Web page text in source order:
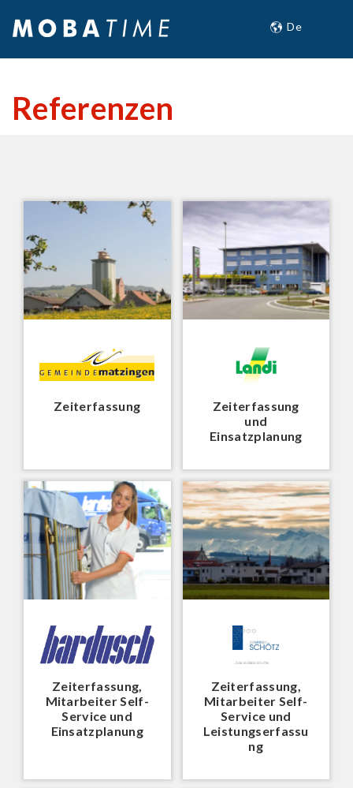
Referenzen
Zeiterfassung
Zeiterfassung
und
Einsatzplanung
Zeiterfassung,
Mitarbeiter Self-
Service und
Einsatzplanung
Zeiterfassung,
Mitarbeiter Self-
Service und
Leistungserfassu
ng